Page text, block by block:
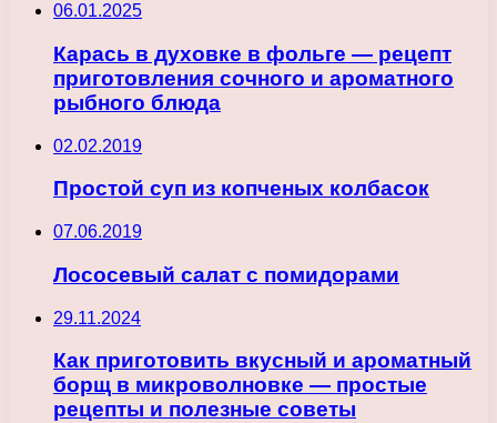
06.01.2025
Карась в духовке в фольге — рецепт
приготовления сочного и ароматного
рыбного блюда
02.02.2019
Простой суп из копченых колбасок
07.06.2019
Лососевый салат с помидорами
29.11.2024
Как приготовить вкусный и ароматный
борщ в микроволновке — простые
рецепты и полезные советы